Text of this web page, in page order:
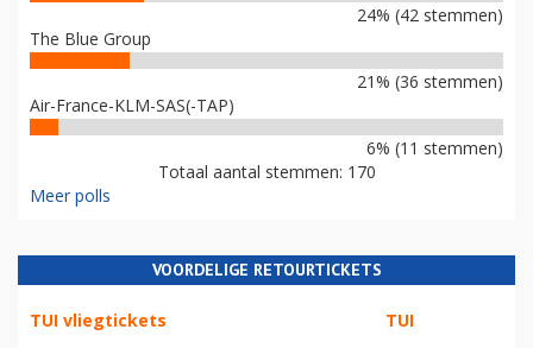
24% (42 stemmen)
The Blue Group
21% (36 stemmen)
Air-France-KLM-SAS(-TAP)
6% (11 stemmen)
Totaal aantal stemmen: 170
Meer polls
VOORDELIGE RETOURTICKETS
TUI vliegtickets TUI